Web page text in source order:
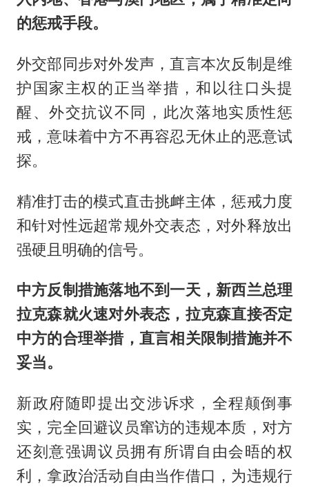
的惩戒手段。
外交部同步对外发声，直言本次反制是维
护国家主权的正当举措，和以往口头提
醒、外交抗议不同，此次落地实质性惩
戒，意味着中方不再容忍无休止的恶意试
探。
精准打击的模式直击挑衅主体，惩戒力度
和针对性远超常规外交表态，对外释放出
强硬且明确的信号。
中方反制措施落地不到一天，新西兰总理
拉克森就火速对外表态，拉克森直接否定
中方的合理举措，直言相关限制措施并不
妥当。
新政府随即提出交涉诉求，全程颠倒事
实，完全回避议员窜访的违规本质，对方
还刻意强调议员拥有所谓自由会晤的权
利，拿政治活动自由当作借口，为违规行